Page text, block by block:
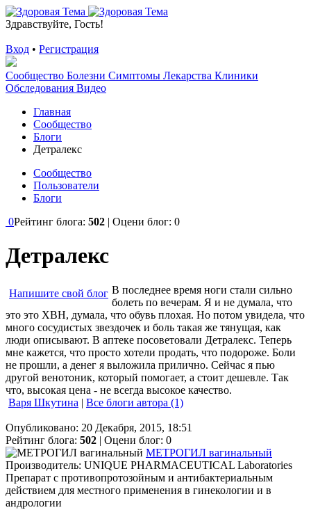
Здравствуйте, Гость!
Вход • Регистрация
Сообщество Болезни Симптомы Лекарства Клиники
Обследования Видео
Главная
Сообщество
Блоги
Детралекс
Сообщество
Пользователи
Блоги
0Рейтинг блога: 502 | Оцени блог: 0
Детралекс
Напишите свой блог В последнее время ноги стали сильно
болеть по вечерам. Я и не думала, что
это это ХВН, думала, что обувь плохая. Но потом увидела, что
много сосудистых звездочек и боль такая же тянущая, как
люди описывают. В аптеке посоветовали Детралекс. Теперь
мне кажется, что просто хотели продать, что подороже. Боли
не прошли, а денег я выложила прилично. Сейчас я пью
другой венотоник, который помогает, а стоит дешевле. Так
что, высокая цена - не всегда высокое качество.
Варя Шкутина | Все блоги автора (1)
Опубликовано: 20 Декабря, 2015, 18:51
Рейтинг блога: 502 | Оцени блог: 0
МЕТРОГИЛ вагинальный
Производитель: UNIQUE PHARMACEUTICAL Laboratories
Препарат с противопротозойным и антибактериальным
действием для местного применения в гинекологии и в
андрологии